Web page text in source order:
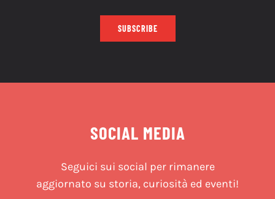
SUBSCRIBE
SOCIAL MEDIA
Seguici sui social per rimanere
aggiornato su storia, curiosità ed eventi!